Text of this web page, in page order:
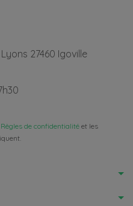
27460 Igoville
Règles de confidentialité et les